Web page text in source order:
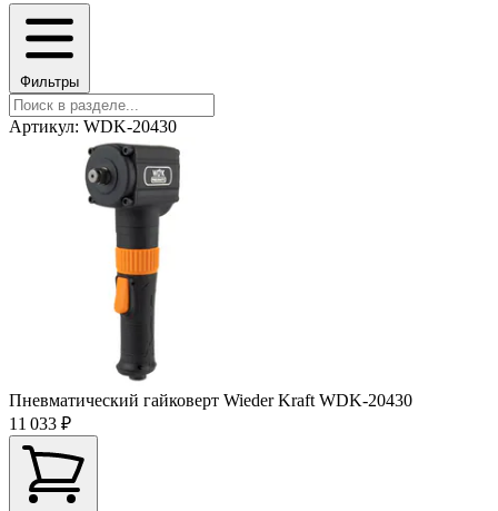
Фильтры
Артикул: WDK-20430
Пневматический гайковерт Wieder Kraft WDK-20430
11 033 ₽